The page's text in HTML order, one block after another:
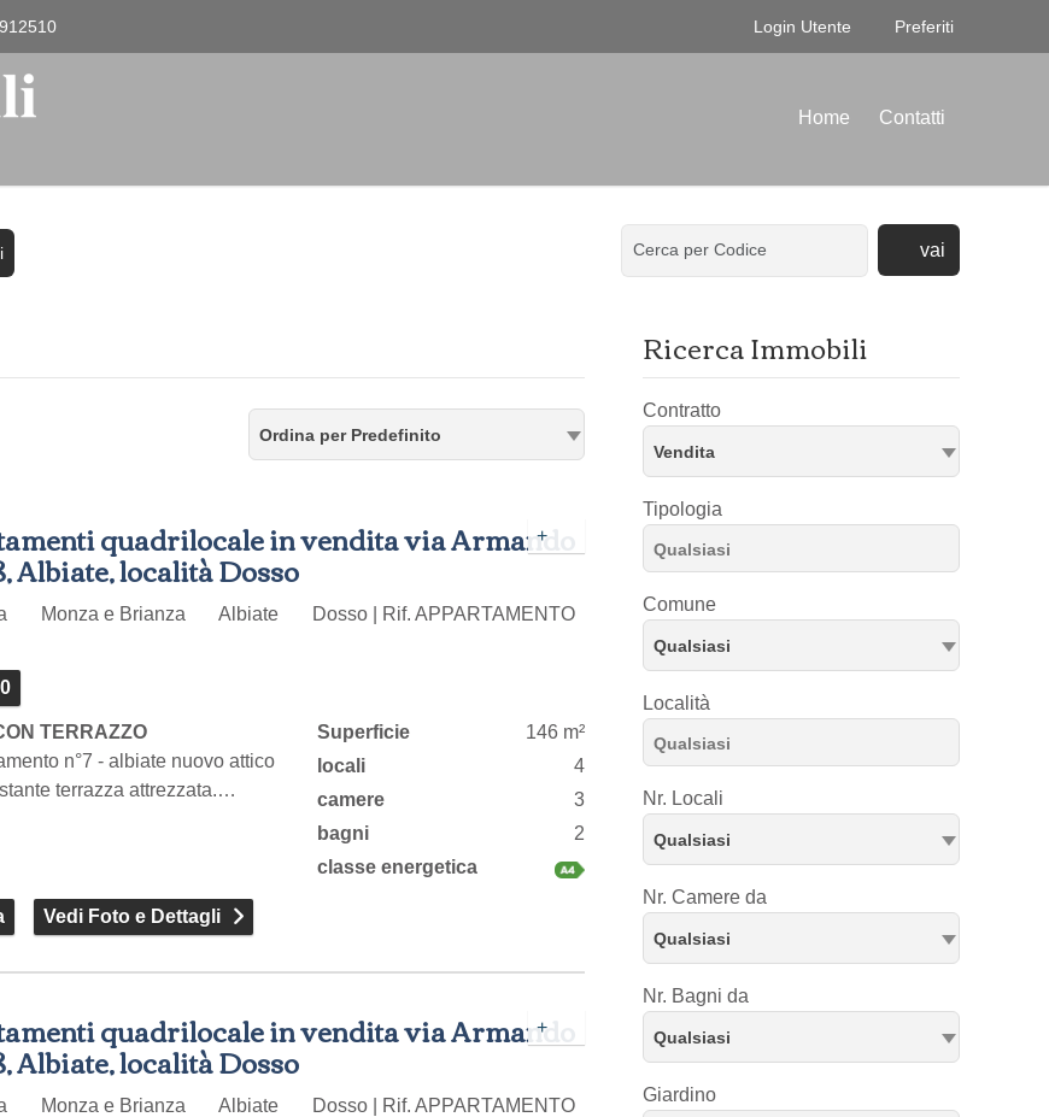
Login Utente Preferiti
Home Contatti
vai
Ordina per Predefinito
+
quadrilocale in vendita via Armando
Albiate, località Dosso
Monza e Brianza Albiate
Dosso | Rif. APPARTAMENTO
TERRAZZO
n°7 - albiate nuovo attico
terrazza attrezzata.…
Superficie
146 m²
locali
4
camere
3
bagni
2
classe energetica
Vedi Foto e Dettagli
+
quadrilocale in vendita via Armando
Albiate, località Dosso
Monza e Brianza Albiate
Dosso | Rif. APPARTAMENTO
Ricerca Immobili
Contratto
Vendita
Tipologia
Comune
Qualsiasi
Località
Nr. Locali
Qualsiasi
Nr. Camere da
Qualsiasi
Nr. Bagni da
Qualsiasi
Giardino